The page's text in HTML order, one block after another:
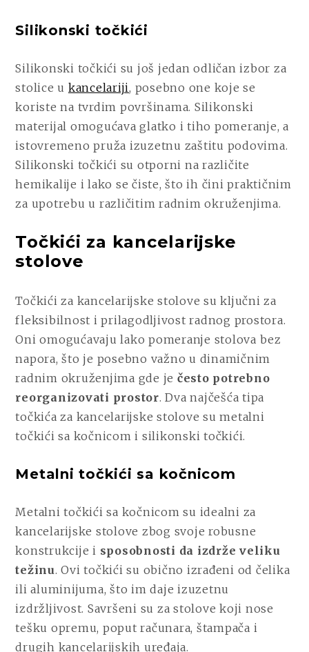
Silikonski točkići
Silikonski točkići su još jedan odličan izbor za
stolice u kancelariji, posebno one koje se
koriste na tvrdim površinama. Silikonski
materijal omogućava glatko i tiho pomeranje, a
istovremeno pruža izuzetnu zaštitu podovima.
Silikonski točkići su otporni na različite
hemikalije i lako se čiste, što ih čini praktičnim
za upotrebu u različitim radnim okruženjima.
Točkići za kancelarijske
stolove
Točkići za kancelarijske stolove su ključni za
fleksibilnost i prilagodljivost radnog prostora.
Oni omogućavaju lako pomeranje stolova bez
napora, što je posebno važno u dinamičnim
radnim okruženjima gde je često potrebno
reorganizovati prostor. Dva najčešća tipa
točkića za kancelarijske stolove su metalni
točkići sa kočnicom i silikonski točkići.
Metalni točkići sa kočnicom
Metalni točkići sa kočnicom su idealni za
kancelarijske stolove zbog svoje robusne
konstrukcije i sposobnosti da izdrže veliku
težinu. Ovi točkići su obično izrađeni od čelika
ili aluminijuma, što im daje izuzetnu
izdržljivost. Savršeni su za stolove koji nose
tešku opremu, poput računara, štampača i
drugih kancelarijskih uređaja.